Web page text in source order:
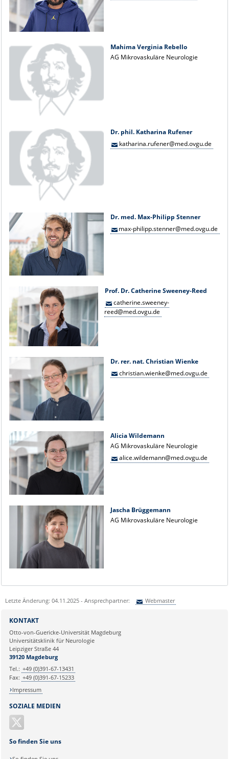
Mahima Verginia Rebello
AG Mikrovaskuläre Neurologie
Dr. phil. Katharina Rufener
katharina.rufener@med.ovgu.de
Dr. med. Max-Philipp Stenner
max-philipp.stenner@med.ovgu.de
Prof. Dr. Catherine Sweeney-Reed
catherine.sweeney-
reed@med.ovgu.de
Dr. rer. nat. Christian Wienke
christian.wienke@med.ovgu.de
Alicia Wildemann
AG Mikrovaskuläre Neurologie
alice.wildemann@med.ovgu.de
Jascha Brüggemann
AG Mikrovaskuläre Neurologie
Letzte Änderung: 04.11.2025 - Ansprechpartner: Webmaster
Ihre E-Mailadresse:
Ihr Anliegen:
SOZIALE MEDIEN
KONTAKT
Otto-von-Guericke-Universität Magdeburg
Universitätsklinik für Neurologie
Leipziger Straße 44
39120 Magdeburg
Tel.: +49 (0)391-67-13431
Fax: +49 (0)391-67-15233
Impressum
So finden Sie uns